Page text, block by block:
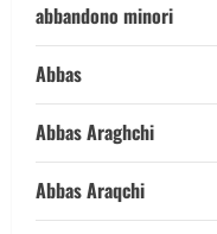
abbandono minori
Abbas
Abbas Araghchi
Abbas Araqchi